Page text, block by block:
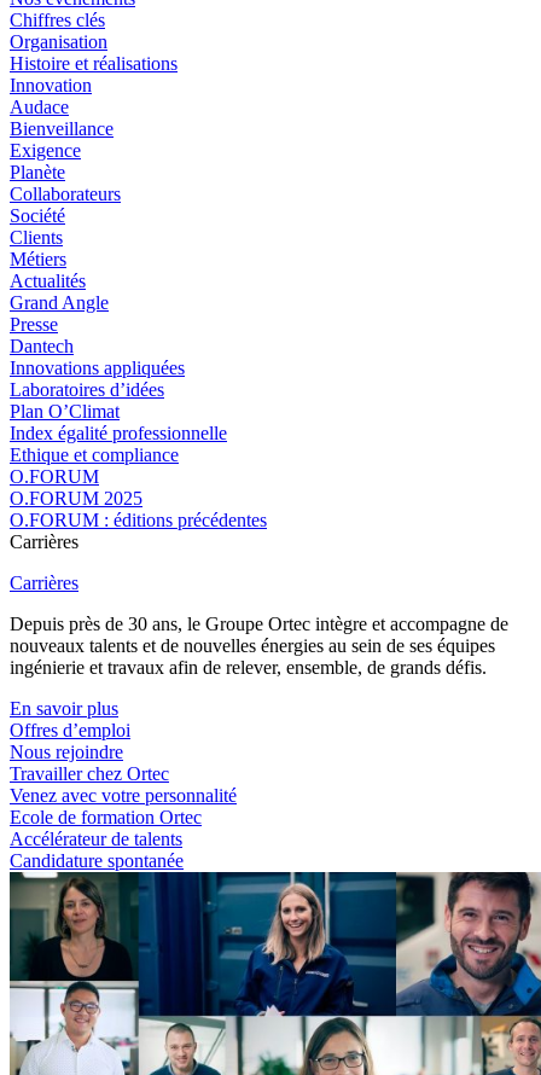
Chiffres clés
Organisation
Histoire et réalisations
Innovation
Audace
Bienveillance
Exigence
Planète
Collaborateurs
Société
Clients
Métiers
Actualités
Grand Angle
Presse
Dantech
Innovations appliquées
Laboratoires d’idées
Plan O’Climat
Index égalité professionnelle
Ethique et compliance
O.FORUM
O.FORUM 2025
O.FORUM : éditions précédentes
Carrières
Carrières
Depuis près de 30 ans, le Groupe Ortec intègre et accompagne de
nouveaux talents et de nouvelles énergies au sein de ses équipes
ingénierie et travaux afin de relever, ensemble, de grands défis.
En savoir plus
Offres d’emploi
Nous rejoindre
Travailler chez Ortec
Venez avec votre personnalité
Ecole de formation Ortec
Accélérateur de talents
Candidature spontanée